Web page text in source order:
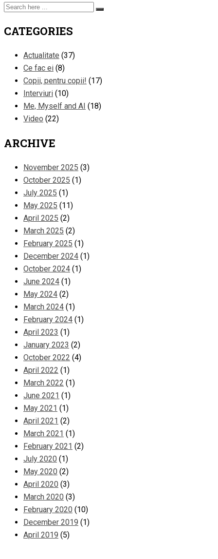
CATEGORIES
Actualitate (37)
Ce fac ei (8)
Copii, pentru copii! (17)
Interviuri (10)
Me, Myself and AI (18)
Video (22)
ARCHIVE
November 2025 (3)
October 2025 (1)
July 2025 (1)
May 2025 (11)
April 2025 (2)
March 2025 (2)
February 2025 (1)
December 2024 (1)
October 2024 (1)
June 2024 (1)
May 2024 (2)
March 2024 (1)
February 2024 (1)
April 2023 (1)
January 2023 (2)
October 2022 (4)
April 2022 (1)
March 2022 (1)
June 2021 (1)
May 2021 (1)
April 2021 (2)
March 2021 (1)
February 2021 (2)
July 2020 (1)
May 2020 (2)
April 2020 (3)
March 2020 (3)
February 2020 (10)
December 2019 (1)
April 2019 (5)